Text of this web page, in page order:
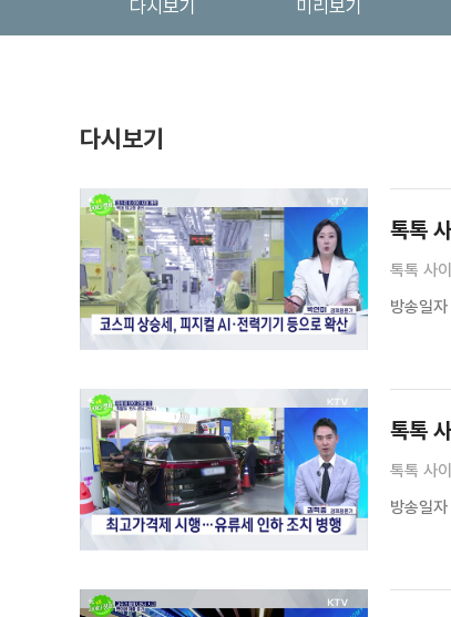
다시보기 미리보기
다시보기
톡톡
톡톡 사
방송일
톡톡
톡톡 사
방송일